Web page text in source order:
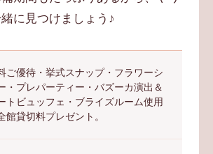
に見つけましょう♪
ご優待・挙式スナップ・フラワーシ
・プレパーティー・バズーカ演出＆
トビュッフェ・ブライズルーム使用
館貸切料プレゼント。